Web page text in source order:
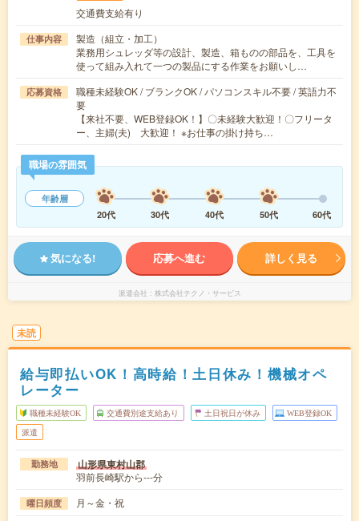
交通費支給有り
仕事内容
製造（組立・加工）
業務用シュレッダ等の設計、製造、箱ものの部品を、工具を
使って組み入れて一つの製品にする作業をお願いし…
応募資格
職種未経験OK / ブランクOK / パソコンスキル不要 / 英語力不
要
【来社不要、WEB登録OK！】〇未経験大歓迎！〇フリータ
ー、主婦(夫) 大歓迎！ ※お仕事の掛け持ち…
職場の雰囲気
年齢層
20代
30代 40代 50代 60代
気になる! 応募へ進む 詳しく見る
派遣会社 株式会社テクノ・サービス
未読
給与即払いOK！高時給！土日休み！機械オペ
レーター
職種未経験OK 交通費別途支給あり 土日祝日が休み WEB登録OK
派遣
勤務地 山形県東村山郡
羽前長崎駅から---分
曜日頻度 月～金・祝